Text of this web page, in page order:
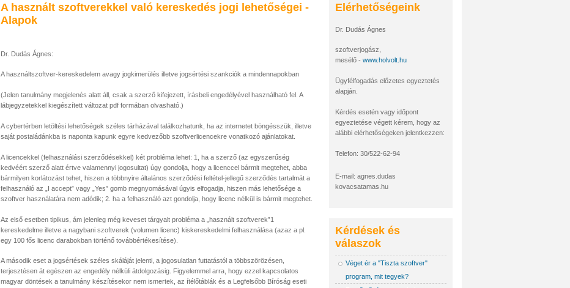
A használt szoftverekkel való kereskedés jogi lehetőségei -
Alapok
Dr. Dudás Ágnes:
A használtszoftver-kereskedelem avagy jogkimerülés illetve jogsértési szankciók a mindennapokban
(Jelen tanulmány megjelenés alatt áll, csak a szerző kifejezett, írásbeli engedélyével használható fel. A
lábjegyzetekkel kiegészített változat pdf formában olvasható.)
A cybertérben letöltési lehetőségek széles tárházával találkozhatunk, ha az internetet böngésszük, illetve
saját postaládánkba is naponta kapunk egyre kedvezőbb szoftverlicencekre vonatkozó ajánlatokat.
A licencekkel (felhasználási szerződésekkel) két probléma lehet: 1, ha a szerző (az egyszerűség
kedvéért szerző alatt értve valamennyi jogosultat) úgy gondolja, hogy a licenccel bármit megtehet, abba
bármilyen korlátozást tehet, hiszen a többnyire általános szerződési feltétel-jellegű szerződés tartalmát a
felhasználó az „I accept” vagy „Yes” gomb megnyomásával úgyis elfogadja, hiszen más lehetősége a
szoftver használatára nem adódik; 2. ha a felhasználó azt gondolja, hogy licenc nélkül is bármit megtehet.
Az első esetben tipikus, ám jelenleg még keveset tárgyalt probléma a „használt szoftverek”1
kereskedelme illetve a nagybani szoftverek (volumen licenc) kiskereskedelmi felhasználása (azaz a pl.
egy 100 fős licenc darabokban történő továbbértékesítése).
A második eset a jogsértések széles skáláját jelenti, a jogosulatlan futtatástól a többszörözésen,
terjesztésen át egészen az engedély nélküli átdolgozásig. Figyelemmel arra, hogy ezzel kapcsolatos
magyar döntések a tanulmány készítésekor nem ismertek, az ítélőtáblák és a Legfelsőbb Bíróság eseti
Elérhetőségeink
Dr. Dudás Ágnes
szoftverjogász,
mesélő -www.holvolt.hu
Ügyfélfogadás előzetes egyeztetés
alapján.
Kérdés esetén vagy időpont
egyeztetése végett kérem, hogy az
alábbi elérhetőségeken jelentkezzen:
Telefon: 30/522-62-94
E-mail: agnes.dudas
kovacsatamas.hu
Kérdések és
válaszok
Véget ér a "Tiszta szoftver"
program, mit tegyek?